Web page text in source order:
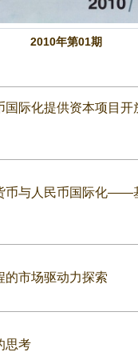
2010年第01期
国际化提供资本项目开
币与人民币国际化——
的市场驱动力探索
思考